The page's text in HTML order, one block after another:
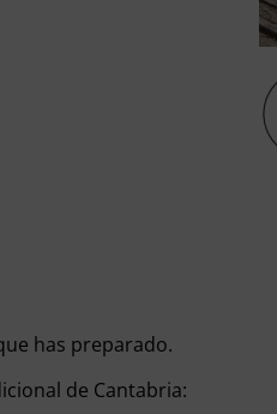
has preparado.
de Cantabria: